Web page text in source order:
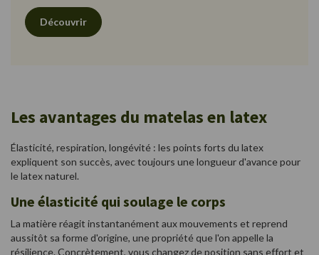
Découvrir
Les avantages du matelas en latex
Élasticité, respiration, longévité : les points forts du latex
expliquent son succès, avec toujours une longueur d'avance pour
le latex naturel.
Une élasticité qui soulage le corps
La matière réagit instantanément aux mouvements et reprend
aussitôt sa forme d'origine, une propriété que l'on appelle la
résilience. Concrètement, vous changez de position sans effort et